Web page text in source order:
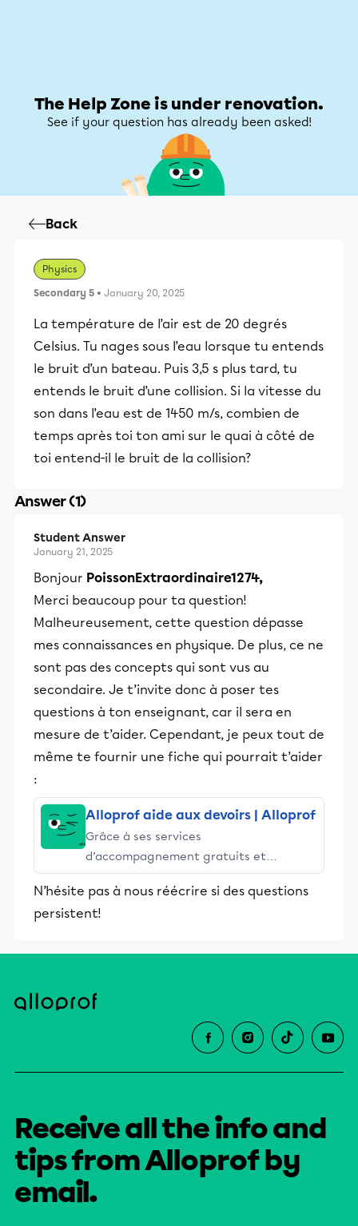
The Help Zone is under renovation.
See if your question has already been asked!
Back
Physics
Secondary 5 • January 20, 2025
La température de l’air est de 20 degrés
Celsius. Tu nages sous l’eau lorsque tu entends
le bruit d’un bateau. Puis 3,5 s plus tard, tu
entends le bruit d’une collision. Si la vitesse du
son dans l’eau est de 1450 m/s, combien de
temps après toi ton ami sur le quai à côté de
toi entend-il le bruit de la collision?
Answer (1)
Student Answer
January 21, 2025
Bonjour PoissonExtraordinaire1274,
Merci beaucoup pour ta question!
Malheureusement, cette question dépasse
mes connaissances en physique. De plus, ce ne
sont pas des concepts qui sont vus au
secondaire. Je t’invite donc à poser tes
questions à ton enseignant, car il sera en
mesure de t’aider. Cependant, je peux tout de
même te fournir une fiche qui pourrait t’aider
:
Alloprof aide aux devoirs | Alloprof
Grâce à ses services
d’accompagnement gratuits et
stimulants, Alloprof engage les élèves
et leurs parents dans la réussite
éducative.
N’hésite pas à nous réécrire si des questions
persistent!
Receive all the info and
tips from Alloprof by
email.